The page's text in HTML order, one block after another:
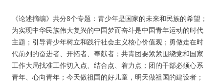
《论述摘编》共分8个专题：青少年是国家的未来和民族的希望；
为实现中华民族伟大复兴的中国梦而奋斗是中国青年运动的时代
主题；引导青少年树立和践行社会主义核心价值观；勇做走在时
代前列的奋进者、开拓者、奉献者；共青团要紧紧围绕党和国家
工作大局找准工作切入点、结合点、着力点；团的干部必须心系
青年、心向青年；今天做祖国的好儿童，明天做祖国的建设者；